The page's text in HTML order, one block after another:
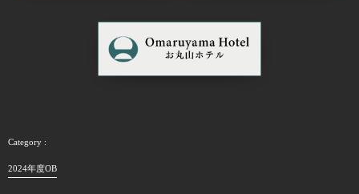
2024年度OB